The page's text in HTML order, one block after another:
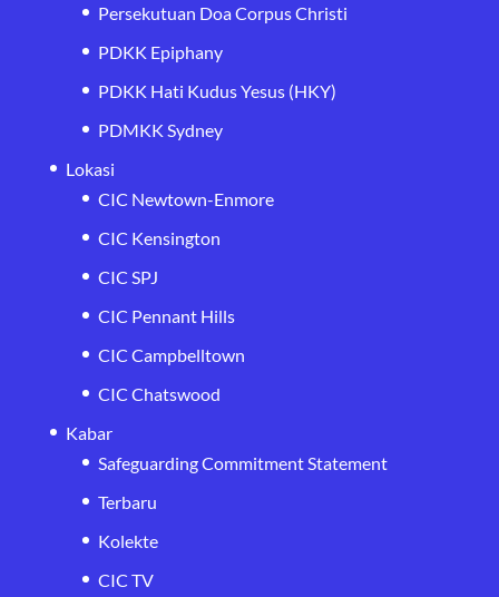
Persekutuan Doa Corpus Christi
PDKK Epiphany
PDKK Hati Kudus Yesus (HKY)
PDMKK Sydney
Lokasi
CIC Newtown-Enmore
CIC Kensington
CIC SPJ
CIC Pennant Hills
CIC Campbelltown
CIC Chatswood
Kabar
Safeguarding Commitment Statement
Terbaru
Kolekte
CIC TV